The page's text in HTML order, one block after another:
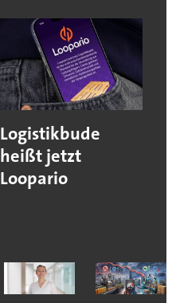
Logistikbude
heißt jetzt
Loopario